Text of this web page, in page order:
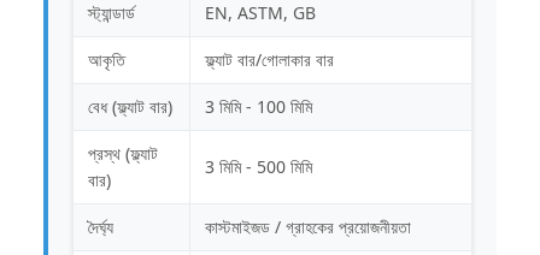
স্ট্যান্ডার্ড EN, ASTM, GB
আকৃতি ফ্ল্যাট বার/গোলাকার বার
বেধ (ফ্ল্যাট বার) 3 মিমি - 100 মিমি
প্রস্থ (ফ্ল্যাট
বার)
3 মিমি - 500 মিমি
দৈর্ঘ্য কাস্টমাইজড / গ্রাহকের প্রয়োজনীয়তা